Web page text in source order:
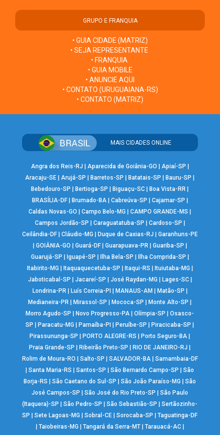
GRUPO E FRANQUIA
• GUIA CIDADE (MATRIZ)
• SEJA REPRESENTANTE
• FRANQUIA
• GUIA MOBILE
• ANUNCIE AQUI
• CONTATO (URUGUAIANA-RS)
• CONTATO (MATRIZ)
MAIS CIDADES ONLINE
Angra dos Reis-RJ Aparecida de Goiânia-GO Apiaí-SP
Aracaju-SE |Arujá-SP Barretos-SP Batatais-SP Bauru-SP
Bebedouro-SP
Bertioga-SP Biguaçu-SC Boa Vista-RR
BRASÍLIA-DF| Brumado-BA| Cabreúva-SP Cajamar-SP
Caldas Novas-GO
|Campo Belo-MG |CAMPO GRANDE-MS
Campos Jordão-SP
Caraguatatuba-SP Cardoso-SP
Ceilândia-DF| Cláudio-MG Duque de Caxias-RJ
Garanhuns-PE
GOIÂNIA-GO Guará-DF| Guarapuava-PR| Guariba-SP
Guarujá-SP
Iguapé-SP Ilha Bela-SP Ilha Comprida-SP
Itabirito-MG
Itaquaquecetuba-SP Itaqui-RS Ituiutaba-MG
Jaboticabal-SP
Jacareí-SP José Raydan-MG Lages-SC|
Londrina-PR| Luís Correia-PI MANAUS-AM Matão-SP
Medianeira-PR
Mirassol-SP Mococa-SP Monte Alto-SP
Morro Agudo-SP
Novo Progresso-PA |Olímpia-SP |Osasco-
SP
Paracatu-MG Parnaíba-PI Peruíbe-SP Piracicaba-SP
Pirassununga-SP
PORTO ALEGRE-RS Porto Seguro-BA
Praia Grande-SP
Ribeirão Preto-SP RIO DE JANEIRO-RJ
Rolim de Moura-RO
Salto-SP SALVADOR-BA| Samambaia-DF
|Santa Maria-RS |Santos-SP |São Bernardo Campo-SP |São
Borja-RS
|São Caetano do Sul-SP |São João Paraíso-MG |São
José Campos-SP
|São José do Rio Preto-SP |São Paulo
(Itaquera)-SP
|São Pedro-SP |São Sebastião-SP |Sertãozinho-
SP
|Sete Lagoas-MG |Sobral-CE |Sorocaba-SP |Taguatinga-DF
Taiobeiras-MG Tangará da Serra-MT| Tarauacá-AC|